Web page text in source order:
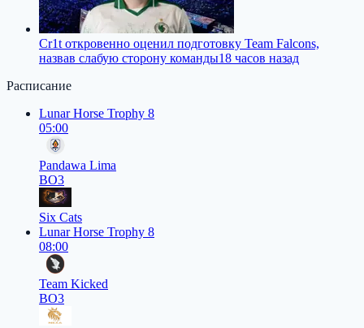
Cr1t откровенно оценил подготовку Team Falcons,
назвав слабую сторону команды18 часов назад
Расписание
Lunar Horse Trophy 8
05:00
Pandawa Lima
BO3
Six Cats
Lunar Horse Trophy 8
08:00
Team Kicked
BO3